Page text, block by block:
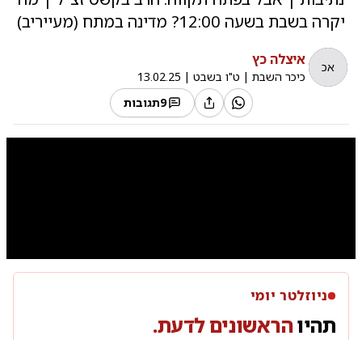
יקרה בשבת בשעה 12:00? מדינה במתח (מעייריב)
אכ איצלה כץ
כיכר השבת | ט"ו בשבט |
13.02.25
9תגובות
ניוזלטר יומי
תהיוהראשונים לדעת.